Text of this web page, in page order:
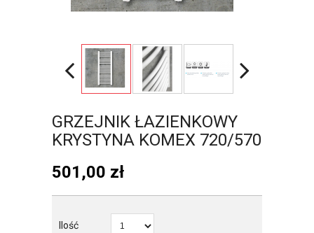
GRZEJNIK ŁAZIENKOWY
KRYSTYNA KOMEX 720/570
501,00 zł
Ilość